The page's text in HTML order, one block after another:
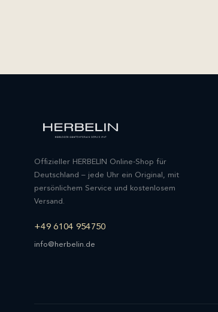
Offizieller HERBELIN Online-Shop für
Deutschland – jede Uhr ein Original, mit
persönlichem Service und kostenlosem
Versand.
+49 6104 954750
info@herbelin.de